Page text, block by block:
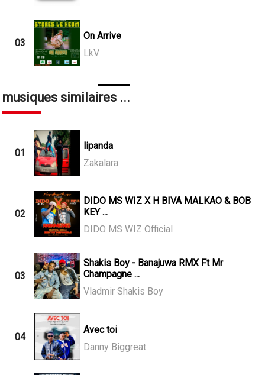
03
On Arrive
LkV
musiques similaires ...
01
lipanda
Zakalara
02
DIDO MS WIZ X H BIVA MALKAO & BOB
KEY ...
DIDO MS WIZ Official
03
Shakis Boy - Banajuwa RMX Ft Mr
Champagne ...
Vladmir Shakis Boy
04
Avec toi
Danny Biggreat